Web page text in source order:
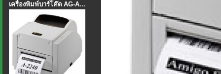
เครื่องพิมพ์บาร์โค๊ต AG-A...